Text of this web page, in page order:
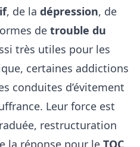
, de la dépression, de
de trouble du
très utiles pour les
certaines addictions
conduites d’évitement
Leur force est
restructuration
la réponse pour le TOC,